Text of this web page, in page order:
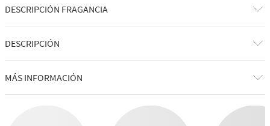
DESCRIPCIÓN FRAGANCIA
DESCRIPCIÓN
MÁS INFORMACIÓN